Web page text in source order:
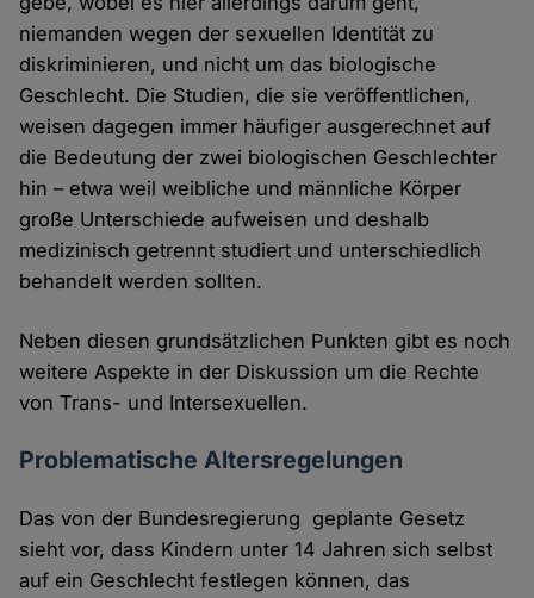
niemanden wegen der sexuellen Identität zu
diskriminieren, und nicht um das biologische
Geschlecht. Die Studien, die sie veröffentlichen,
weisen dagegen immer häufiger ausgerechnet auf
die Bedeutung der zwei biologischen Geschlechter
hin – etwa weil weibliche und männliche Körper
große Unterschiede aufweisen und deshalb
medizinisch getrennt studiert und unterschiedlich
behandelt werden sollten.
Neben diesen grundsätzlichen Punkten gibt es noch
weitere Aspekte in der Diskussion um die Rechte
von Trans- und Intersexuellen.
Problematische Altersregelungen
Das von der Bundesregierung geplante Gesetz
sieht vor, dass Kindern unter 14 Jahren sich selbst
auf ein Geschlecht festlegen können, das